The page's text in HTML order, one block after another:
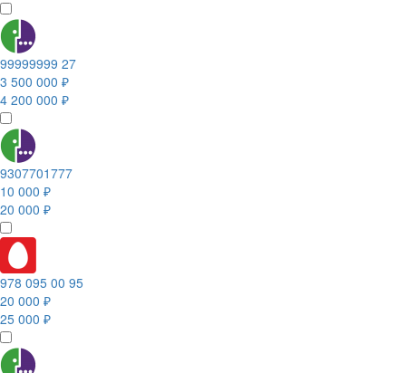
99999999 27
3 500 000 ₽
4 200 000 ₽
9307701777
10 000 ₽
20 000 ₽
978 095 00 95
20 000 ₽
25 000 ₽